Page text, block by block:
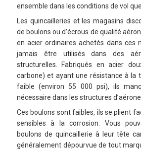
ensemble dans les conditions de vol
Les quincailleries et les magasins
de boulons ou d’écrous de qualité
en acier ordinaires achetés dans ces
jamais être utilisés dans des
structurelles. Fabriqués en acier
carbone) et ayant une résistance à la
faible (environ 55 000 psi), ils
nécessaire dans les structures
Ces boulons sont faibles, ils se plient
sensibles à la corrosion. Vous
boulons de quincaillerie à leur tête
généralement dépourvue de tout